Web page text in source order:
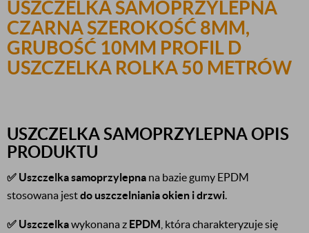
USZCZELKA SAMOPRZYLEPNA
CZARNA SZEROKOŚĆ 8MM,
GRUBOŚĆ 10MM PROFIL D
USZCZELKA ROLKA 50 METRÓW
USZCZELKA SAMOPRZYLEPNA OPIS
PRODUKTU
✅ Uszczelka samoprzylepna na bazie gumy EPDM
stosowana jestdo uszczelniania okien i drzwi.
✅ Uszczelkawykonana z EPDM , która charakteryzuje się